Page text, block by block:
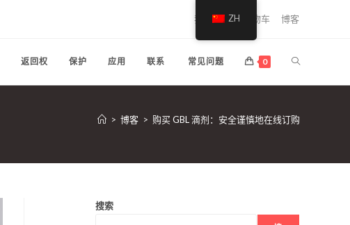
我的账户 购物车 博客
返回权 保护 应用 联系 常见问题 0 切
> 博客 > 购买 GBL 滴剂：安全谨慎地在线订购
搜索
ZH